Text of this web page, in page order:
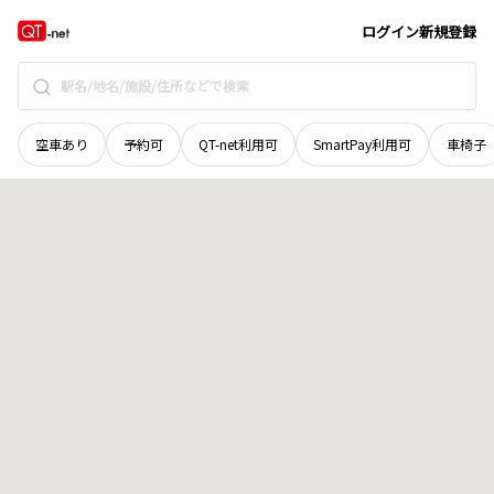
ログイン新規登録
空車あり 予約可 QT-net利用可 SmartPay利用可 車椅子
広島県